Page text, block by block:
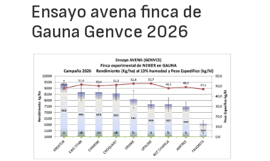
Ensayo avena finca de
Gauna Genvce 2026